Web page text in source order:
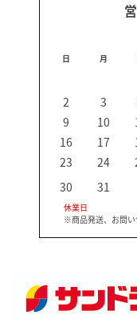
日 月
2
3
9
10
16
17
23
24
30
31
休業日
※商品発送、お問い